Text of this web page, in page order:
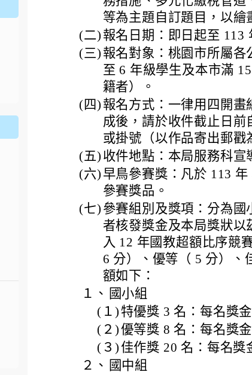
等為主題自訂題目，以繪
(二) 報名日期：即日起至 113
(三) 報名對象：桃園市所屬
至 6 年級學生及本市滿
籍者）。
(四) 報名方式：一律用四開
成後，請於收件截止日前
或掛號（以作品寄出郵戳
(五) 收件地點：本局服務科宣
(六) 早鳥參賽獎：凡於 113
參賽獎品。
(七) 參賽組別及獎項：分為
者核發獎金及本局獎狀以
入 12 年國教超額比序競
6 分）、優等（ 5 分）、
額如下：
１、 國小組
(１)特優獎 3 名：每名獎
(２)優等獎 8 名：每名獎
(３) 佳作獎 20 名：每名獎
２、 國中組
tad_blocks/file/
1DRAbt49kEePJ5_zYCA1AuLinl3dysZ_8/